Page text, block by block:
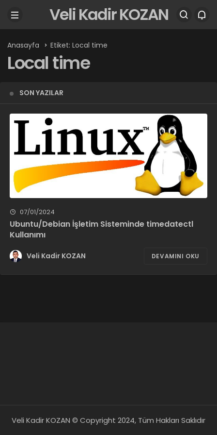
Veli Kadir KOZAN
Anasayfa Etiket: Local time
Local time
SON YAZILAR
07/01/2024
Ubuntu/Debian İşletim Sisteminde timedatectl
Kullanımı
Veli Kadir KOZAN DEVAMINI OKU
Veli Kadir KOZAN © Copyright 2024, Tüm Hakları Saklıdır